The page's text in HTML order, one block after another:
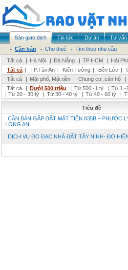
Sàn giao dịch Tin tức Dự án Tư vấn
Cần bán
Cho thuê
Tìm theo nhu cầu
Tất cả
| Hà Nội | Đà Nẵng | TP HCM | Hải
Tất cả | TP.Tân An | Kiến Tường | Bến Lức |
Tất cả
| Mặt phố, Mặt tiền | Chung cư ,căn hộ |
Tất cả
| Dưới 500 triệu | Từ 500 -1 tỷ | Từ 1 -
| Từ 20 - 30 tỷ | Từ 30 - 40 tỷ | Từ 40 - 60 tỷ |
Tiêu đề
CẦN BÁN GẤP ĐẤT MẶT TIỀN 835B – PHƯỚC
LONG AN
DỊCH VỤ ĐO ĐẠC NHÀ ĐẤT TÂY NINH- ĐO